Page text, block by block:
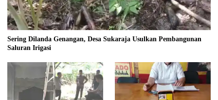
Sering Dilanda Genangan, Desa Sukaraja Usulkan Pembangunan
Saluran Irigasi